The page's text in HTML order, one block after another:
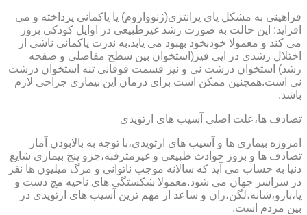
فراهینی به مشکل پای پرانتزی(ژنوواروم) یا پاکمانی پرداخته و می
افزاید: این حالت به صورت رشد غیرطبیعی در اوایل کودکی بروز
می کند و معمولا خودبخود بهبود می یابد.به ندرت پاکمانی ناشی از
اختلال رشدی در اپی فیز(استخوان بین سطح مفاصلی و صفحه
رشد) استخوان درشت نی و نیز قسمت فوقانی تنه استخوان درشت
نی است.همچنین ممکن است برای درمان این بیماری جراحی لازم
باشد.
تصادف ها،علت اصلی آسیب های ارتوپدی
امروزه بیماری ها و آسیب های ارتوپدی،با توجه به بالابودن آمار
تصادف ها و بروز حوادث طبیعی و غیرمترقبه،جزو پنج بیماری شایع
دنیا به حساب می آید که سالانه موجب ناتوانی و مرگ میلیون ها نفر
در سراسر جهان می شود.معمولا شکستگی های ناحیه مچ دست و
پا،بازو،شانه،لگن،ران و ساعد از مهم ترین آسیب های ارتوپدی در
بین مردم است.